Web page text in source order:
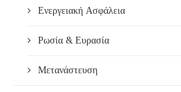
Ενεργειακή Ασφάλεια
Ρωσία & Ευρασία
Μετανάστευση